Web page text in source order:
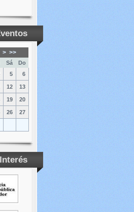
> >>
Sá
Do
5 6
12 13
19 20
26 27